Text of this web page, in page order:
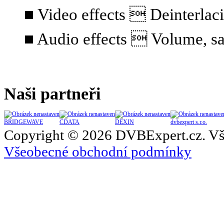
■ Video effects 
■ Audio effects  Volume,
Naši partneři
BRIDGEWAVE CDATA DEXIN dvbexpert s.r.o.
Copyright © 2026 DVBExpert.cz.
Všeobecné obchodní podmínky